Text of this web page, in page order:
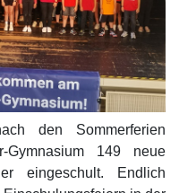
den Sommerferien
Gymnasium 149 neue
eingeschult. Endlich